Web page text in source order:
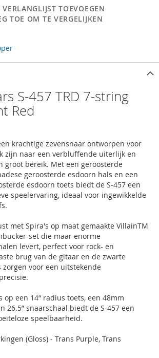
TOEVOEGEN
TOE OM TE VERGELIJKEN
S-457 TRD 7-string
Red
krachtige zevensnaar ontworpen voor
zijn naar een verbluffende uiterlijk en
groot bereik. Met een geroosterde
geroosterde esdoorn hals en een
esdoorn toets biedt de S-457 een
speelervaring, ideaal voor ingewikkelde
met Spira's op maat gemaakte VillainTM
set die maar enorme
levert, perfect voor rock- en
brug van de gitaar en de zwarte
zorgen voor een uitstekende
een 14“ radius toets, een 48mm
26.5” snaarschaal biedt de S-457 een
speelbaarheid.
(Gloss) - Trans Purple, Trans